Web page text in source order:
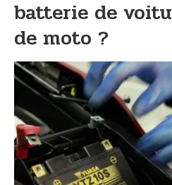
batterie de
de moto ?